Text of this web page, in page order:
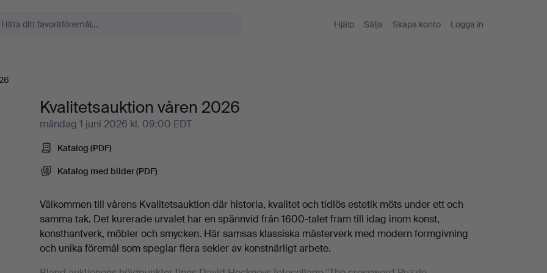
Hjälp Sälja Skapa konto Logga in
Kvalitetsauktion våren 2026
måndag 1 juni 2026 kl. 09:00 EDT
Katalog (PDF)
Katalog med bilder (PDF)
Välkommen till vårens Kvalitetsauktion där historia, kvalitet och tidlös estetik möts under ett och
samma tak. Det kurerade urvalet har en spännvid från 1600-talet fram till idag inom konst,
konsthantverk, möbler och smycken. Här samsas klassiska mästerverk med modern formgivning
och unika föremål som speglar flera sekler av konstnärligt arbete.